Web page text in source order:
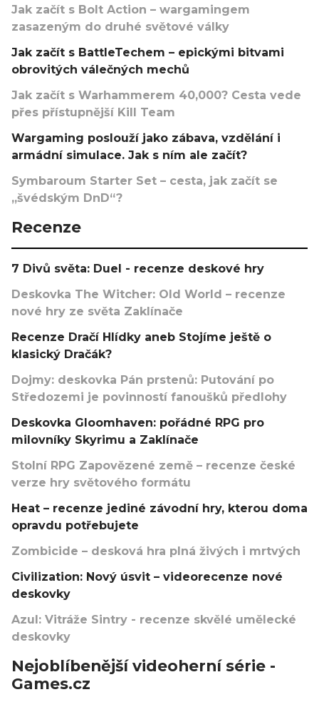
Jak začít s Bolt Action – wargamingem
zasazeným do druhé světové války
Jak začít s BattleTechem – epickými bitvami
obrovitých válečných mechů
Jak začít s Warhammerem 40,000? Cesta vede
přes přístupnější Kill Team
Wargaming poslouží jako zábava, vzdělání i
armádní simulace. Jak s ním ale začít?
Symbaroum Starter Set – cesta, jak začít se
„švédským DnD“?
Recenze
7 Divů světa: Duel - recenze deskové hry
Deskovka The Witcher: Old World – recenze
nové hry ze světa Zaklínače
Recenze Dračí Hlídky aneb Stojíme ještě o
klasický Dračák?
Dojmy: deskovka Pán prstenů: Putování po
Středozemi je povinností fanoušků předlohy
Deskovka Gloomhaven: pořádné RPG pro
milovníky Skyrimu a Zaklínače
Stolní RPG Zapovězené země – recenze české
verze hry světového formátu
Heat – recenze jediné závodní hry, kterou doma
opravdu potřebujete
Zombicide – desková hra plná živých i mrtvých
Civilization: Nový úsvit – videorecenze nové
deskovky
Azul: Vitráže Sintry - recenze skvělé umělecké
deskovky
Nejoblíbenější videoherní série -
Games.cz